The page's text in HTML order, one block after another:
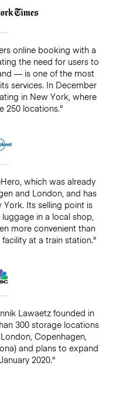
online booking with a
the need for users to
— is one of the most
services. In December
in New York, where
250 locations."
which was already
and London, and has
Its selling point is
in a local shop,
more convenient than
at a train station."
Lawaetz founded in
300 storage locations
Copenhagen,
and plans to expand
2020."